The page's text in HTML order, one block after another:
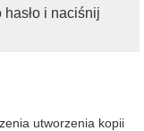
i naciśnij
utworzenia kopii